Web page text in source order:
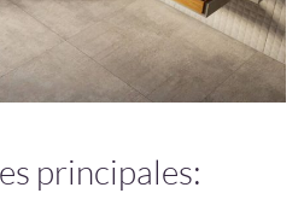
principales: